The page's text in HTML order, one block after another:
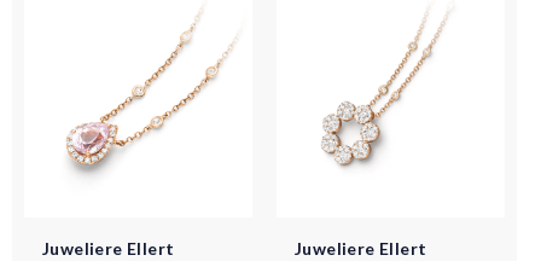
Juweliere Ellert Juweliere Ellert